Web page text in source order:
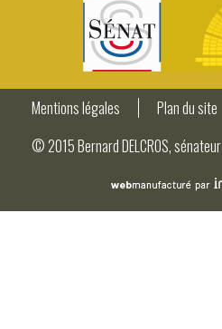
Mentions légales
Plan du site
© 2015 Bernard DELCROS, sénateur